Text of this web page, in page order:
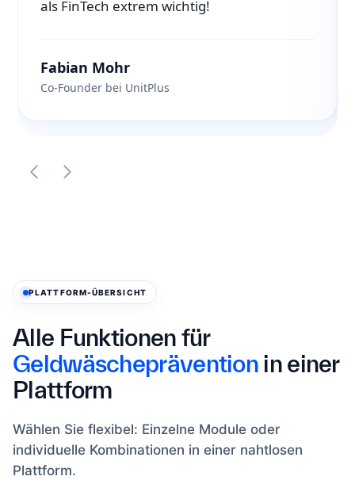
als FinTech extrem wichtig!
Fabian Mohr
Co-Founder bei UnitPlus
PLATTFORM-ÜBERSICHT
Alle Funktionen für
Geldwäscheprävention in einer
Plattform
Wählen Sie flexibel: Einzelne Module oder
individuelle Kombinationen in einer nahtlosen
Plattform.